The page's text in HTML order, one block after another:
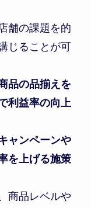
舗の課題を的
じることが可
品の品揃えを
利益率の向上
ャンペーンや
を上げる施策
商品レベルや